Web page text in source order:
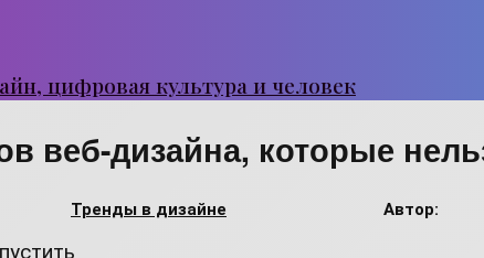
цифровая культура и человек
веб-дизайна, которые
Тренды в дизайне Автор: